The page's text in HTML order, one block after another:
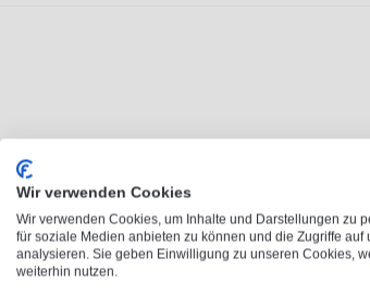
Wir verwenden Cookies
Wir verwenden Cookies, um Inhalte und Darstellungen zu
für soziale Medien anbieten zu können und die Zugriffe auf
analysieren. Sie geben Einwilligung zu unseren Cookies,
weiterhin nutzen.